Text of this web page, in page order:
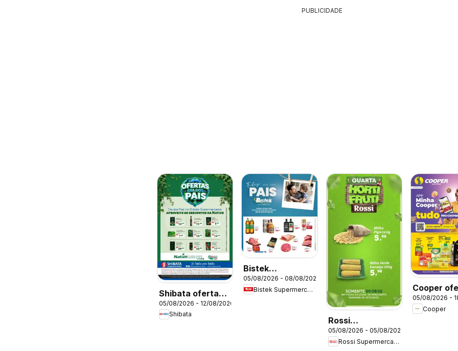
PUBLICIDADE
Shibata ofertas
Native
05/08/2026 - 12/08/2026
Shibata
Bistek
Supermercados
ofertas Dia dos
05/08/2026 - 08/08/2026
Bistek Supermercados
Rossi
Supermercados
ofertas Hortifruti
05/08/2026 - 05/08/2026
Rossi Supermercados
Cooper
Quinzenal
05/08/2026 -
Cooper